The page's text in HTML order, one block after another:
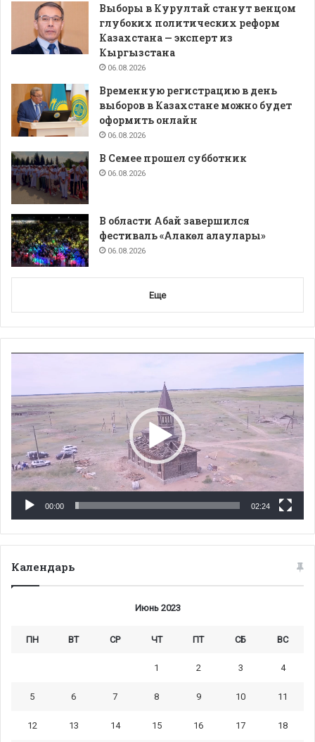
Выборы в Курултай станут венцом
глубоких политических реформ
Казахстана — эксперт из
Кыргызстана
06.08.2026
Временную регистрацию в день
выборов в Казахстане можно будет
оформить онлайн
06.08.2026
В Семее прошел субботник
06.08.2026
В области Абай завершился
фестиваль «Алакөл алаулары»
06.08.2026
Еще
00:00 02:24
Календарь
Июнь 2023
ПН ВТ СР ЧТ ПТ СБ ВС
1 2 3 4
5 6 7 8 9 10 11
12 13 14 15 16 17 18